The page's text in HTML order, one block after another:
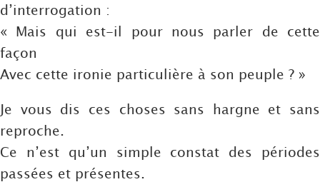
d’interrogation :
« Mais qui est-il pour nous parler de cette
façon
Avec cette ironie particulière à son peuple ? »
Je vous dis ces choses sans hargne et sans
reproche.
Ce n’est qu’un simple constat des périodes
passées et présentes.